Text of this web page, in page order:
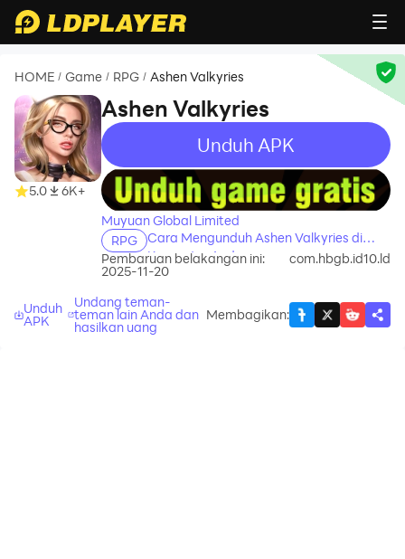
HOME / Game / RPG / Ashen Valkyries
5.0 6K+
Ashen Valkyries
recommend
Unduh APK
recommend
Muyuan Global Limited
RPG
Cara Mengunduh Ashen Valkyries di
Komputer Anda
Pembaruan belakangan ini:
2025-11-20
com.hbgb.id10.ld
Unduh
APK
Undang teman-
teman lain Anda dan
hasilkan uang
Membagikan: